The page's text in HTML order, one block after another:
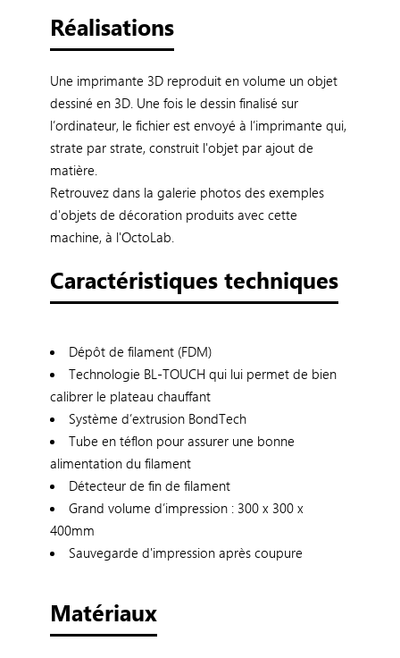
Réalisations
Une imprimante 3D reproduit en volume un objet
dessiné en 3D. Une fois le dessin finalisé sur
l’ordinateur, le fichier est envoyé à l’imprimante qui,
strate par strate, construit l'objet par ajout de
matière.
Retrouvez dans la galerie photos des exemples
d'objets de décoration produits avec cette
machine, à l'OctoLab.
Caractéristiques techniques
Dépôt de filament (FDM)
Technologie BL-TOUCH qui lui permet de bien
calibrer le plateau chauffant
Système d’extrusion BondTech
Tube en téflon pour assurer une bonne
alimentation du filament
Détecteur de fin de filament
Grand volume d’impression : 300 x 300 x
400mm
Sauvegarde d'impression après coupure
Matériaux